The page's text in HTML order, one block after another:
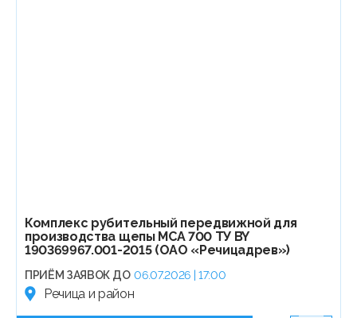
Комплекс рубительный передвижной для
производства щепы МСА 700 ТУ BY
190369967.001-2015 (ОАО «Речицадрев»)
ПРИЁМ ЗАЯВОК ДО 06.07.2026 | 17:00
Речица и район